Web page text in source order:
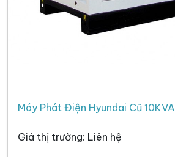
Máy Phát Điện Hyundai Cũ 10KVA
Giá thị trường: Liên hệ